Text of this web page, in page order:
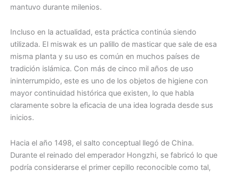
mantuvo durante milenios.
Incluso en la actualidad, esta práctica continúa siendo
utilizada. El miswak es un palillo de masticar que sale de esa
misma planta y su uso es común en muchos países de
tradición islámica. Con más de cinco mil años de uso
ininterrumpido, este es uno de los objetos de higiene con
mayor continuidad histórica que existen, lo que habla
claramente sobre la eficacia de una idea lograda desde sus
inicios.
Hacia el año 1498, el salto conceptual llegó de China.
Durante el reinado del emperador Hongzhi, se fabricó lo que
podría considerarse el primer cepillo reconocible como tal,